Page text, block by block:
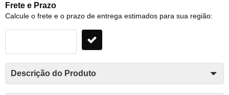
Frete e Prazo
Calcule o frete e o prazo de entrega estimados para sua região:
Descrição do Produto